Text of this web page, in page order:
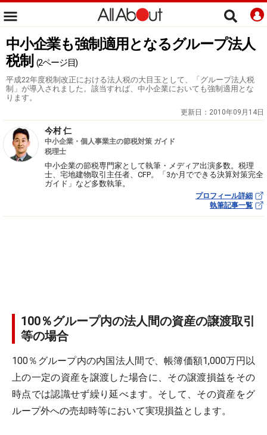
中小企業も強制適用となるグループ法人
税制 (2ページ目)
平成22年度税制改正における法人税の大目玉として、「グループ法人税
制」が導入されました。該当すれば、中小企業においても強制適用とな
ります。
更新日： 2010年09月14日
今村 仁
中小企業・個人事業主の節税対策 ガイド
税理士
中小企業の節税専門家として執筆・メディア出演多数。税理
士、宅地建物取引主任者、CFP。「3か月でできる決算対策完全
ガイド」など多数執筆。
プロフィール詳細
執筆記事一覧
100％グループ内の法人間の資産の譲渡取引
等の場合
100％グループ内の内国法人間で、帳簿価額1,000万円以
上の一定の資産を譲渡した場合に、その譲渡損益をその
時点では認識せず繰り延べます。そして、その資産をグ
ループ外への売却時等において実現損益とします。